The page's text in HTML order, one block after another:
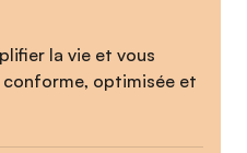
la vie et vous
optimisée et